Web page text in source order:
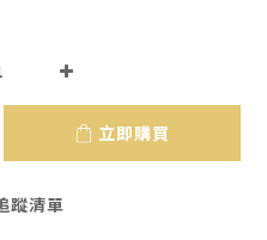
立即購買
蹤清單